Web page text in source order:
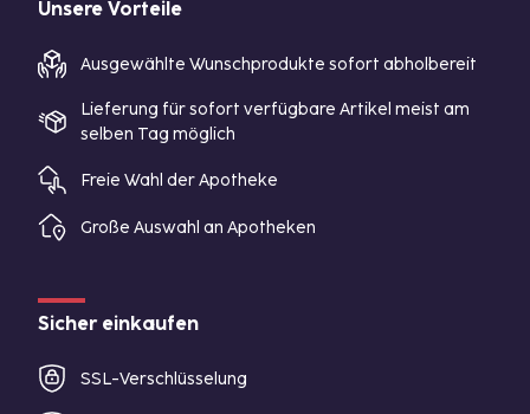
Unsere Vorteile
Ausgewählte Wunschprodukte sofort abholbereit
Lieferung für sofort verfügbare Artikel meist am
selben Tag möglich
Freie Wahl der Apotheke
Große Auswahl an Apotheken
Sicher einkaufen
SSL-Verschlüsselung